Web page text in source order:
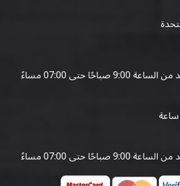
صباحًا حتى 07:00 مساءً
صباحًا حتى 07:00 مساءً